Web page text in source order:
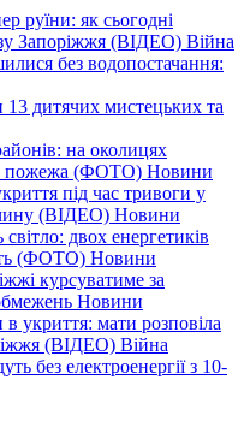
руїни: як сьогодні
Запоріжжя (ВІДЕО) Війна
без водопостачання:
дитячих мистецьких та
на околицях
пожежа (ФОТО) Новини
під час тривоги у
(ВІДЕО) Новини
двох енергетиків
(ФОТО) Новини
курсуватиме за
Новини
укриття: мати розповіла
(ВІДЕО) Війна
без електроенергії з 10-